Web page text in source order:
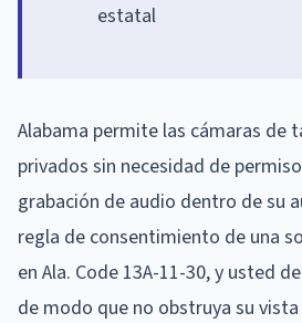
estatal
Alabama permite las cámaras de
privados sin necesidad de
grabación de audio dentro de su
regla de consentimiento de una
en Ala. Code 13A-11-30, y usted
de modo que no obstruya su